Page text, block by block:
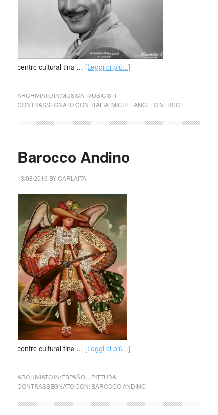
centro cultural tina … [Leggi di più...]
ARCHIVIATO IN:MUSICA, MUSICISTI
CONTRASSEGNATO CON: ITALIA, MICHELANGELO VERSO
Barocco Andino
13/08/2016 BYCARLAITA
centro cultural tina … [Leggi di più...]
ARCHIVIATO IN:ESPAÑOL
PITTURA
CONTRASSEGNATO CON: BAROCCO ANDINO